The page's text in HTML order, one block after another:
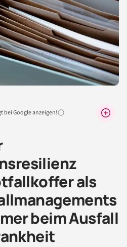
bei Google anzeigen!Warum lohnt sich das?
als
beim Ausfall